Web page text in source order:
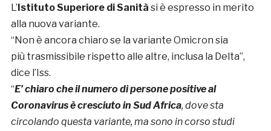
L’ Istituto Superiore di Sanità si è espresso in merito
alla nuova variante.
“Non è ancora chiaro se la variante Omicron sia
più trasmissibile rispetto alle altre, inclusa la Delta”,
dice l’Iss.
“E’ chiaro che il numero di persone positive al
Coronavirus è cresciuto in Sud Africa, dove sta
circolando questa variante, ma sono in corso studi